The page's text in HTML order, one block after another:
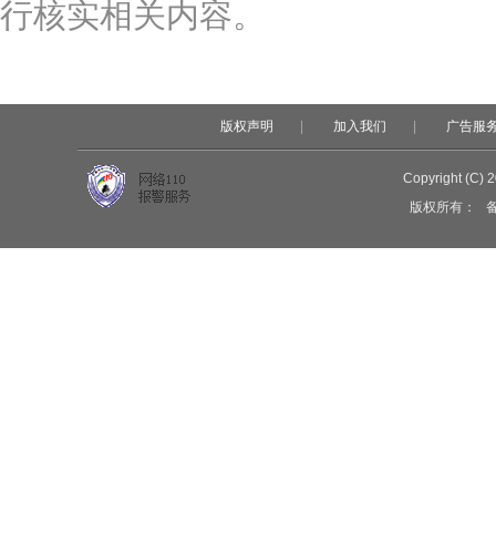
行核实相关内容。
版权声明 加入我们 广告服
Copyright (C)
版权所有：